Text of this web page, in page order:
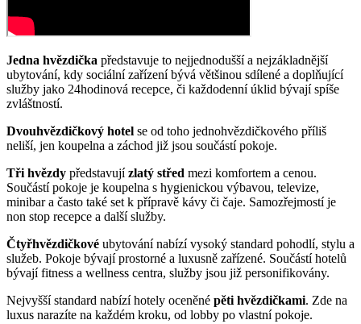
Jedna hvězdička představuje to nejjednodušší a nejzákladnější
ubytování, kdy sociální zařízení bývá většinou sdílené a doplňující
služby jako 24hodinová recepce, či každodenní úklid bývají spíše
zvláštností.
Dvouhvězdičkový hotel se od toho jednohvězdičkového příliš
neliší, jen koupelna a záchod již jsou součástí pokoje.
Tři hvězdy představujízlatý střed mezi komfortem a cenou.
Součástí pokoje je koupelna s hygienickou výbavou, televize,
minibar a často také set k přípravě kávy či čaje. Samozřejmostí je
non stop recepce a další služby.
Čtyřhvězdičkové ubytování nabízí vysoký standard pohodlí, stylu a
služeb. Pokoje bývají prostorné a luxusně zařízené. Součástí hotelů
bývají fitness a wellness centra, služby jsou již personifikovány.
Nejvyšší standard nabízí hotely oceněné pěti hvězdičkami. Zde na
luxus narazíte na každém kroku, od lobby po vlastní pokoje.